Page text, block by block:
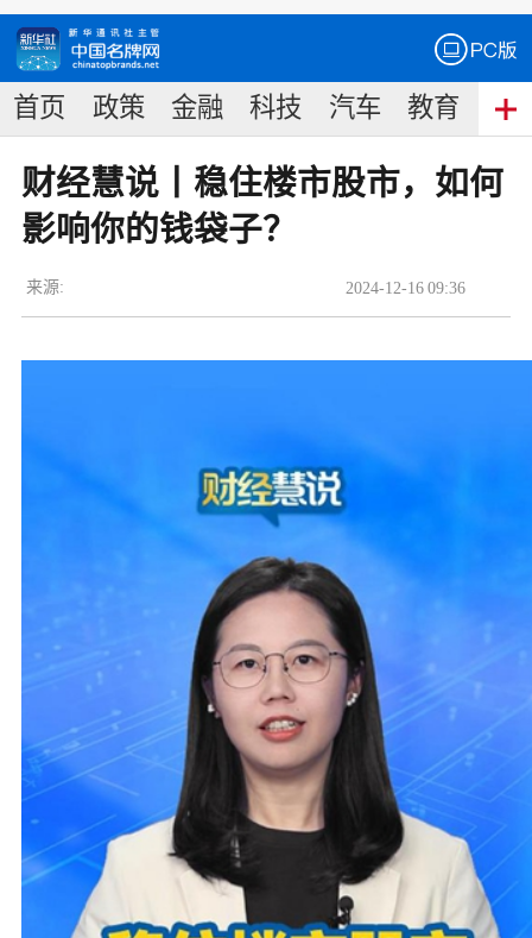
首页 政策 金融 科技 汽车 教育 食
财经慧说丨稳住楼市股市，如何
影响你的钱袋子？
2024-12-16 09:36
来源: